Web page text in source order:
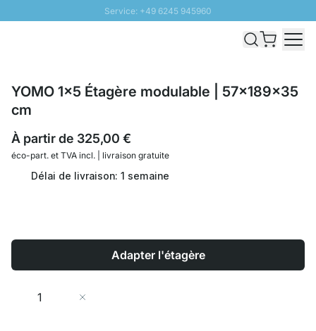
Service: +49 6245 945960
Livraison rapide - Livraison gratuite dès 100€
YOMO 1x5 Étagère modulable | 57x189x35
cm
À partir de 325,00 €
éco-part. et TVA incl. | livraison gratuite
Délai de livraison: 1 semaine
Adapter l'étagère
Quantité